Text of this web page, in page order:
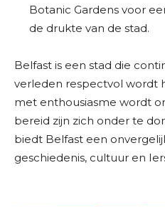
Botanic Gardens voor
de drukte van de stad.
Belfast is een stad die
verleden respectvol wordt
met enthousiasme wordt
bereid zijn zich onder te
biedt Belfast een
geschiedenis, cultuur en